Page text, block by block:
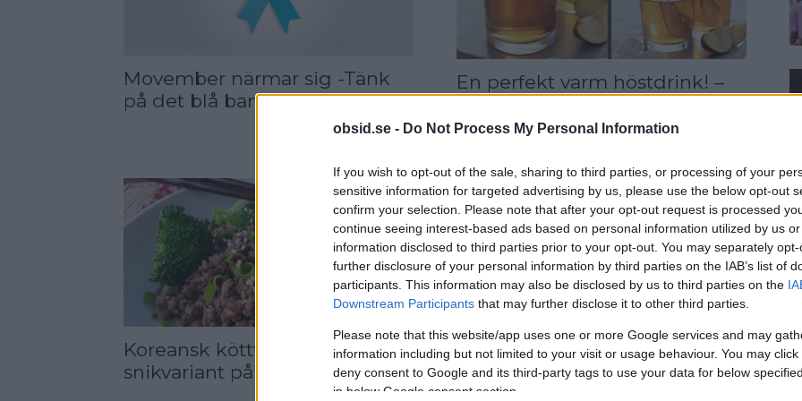
obsid.se - Do Not Process My Personal Information
If you wish to opt-out of the sale, sharing to third parties, or processing of your
sensitive information for targeted advertising by us, please use the below opt-out
confirm your selection. Please note that after your opt-out request is processed
continue seeing interest-based ads based on personal information utilized by us
information disclosed to third parties prior to your opt-out. You may separately
further disclosure of your personal information by third parties on the IAB’s list of
participants. This information may also be disclosed by us to third parties on the
Downstream Participants that may further disclose it to other third parties.
Please note that this website/app uses one or more Google services and may
information including but not limited to your visit or usage behaviour. You may
deny consent to Google and its third-party tags to use your data for below
in below Google consent section.
Movember närmar sig -Tänk
på det blå bandet
En perfekt varm höstdrink! –
mer
Koreansk köttfärs – En härlig
snikvariant på yakiniku!
Friterad Snickers – En orgasm
i munnen!